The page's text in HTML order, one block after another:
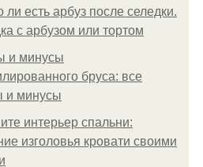
есть арбуз после селедки.
с арбузом или тортом
и минусы
бруса: все
и минусы
интерьер спальни:
изголовья кровати своими